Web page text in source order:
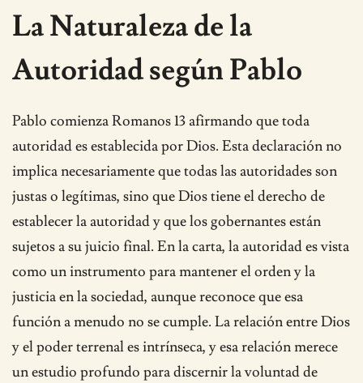
La Naturaleza de la
Autoridad según Pablo
Pablo comienza Romanos 13 afirmando que toda
autoridad es establecida por Dios. Esta declaración no
implica necesariamente que todas las autoridades son
justas o legítimas, sino que Dios tiene el derecho de
establecer la autoridad y que los gobernantes están
sujetos a su juicio final. En la carta, la autoridad es vista
como un instrumento para mantener el orden y la
justicia en la sociedad, aunque reconoce que esa
función a menudo no se cumple. La relación entre Dios
y el poder terrenal es intrínseca, y esa relación merece
un estudio profundo para discernir la voluntad de